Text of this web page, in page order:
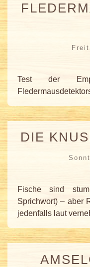
Test der
DIE
Fische sind
Sprichwort) – aber
jedenfalls laut